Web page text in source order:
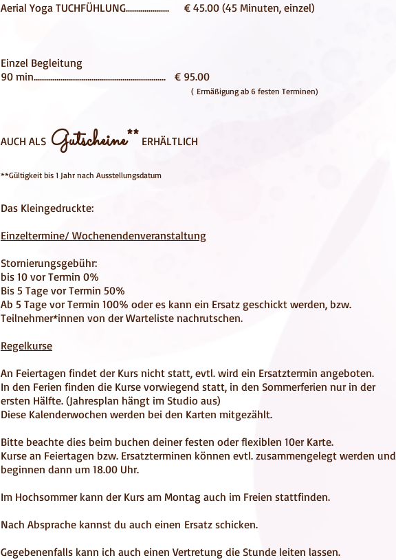
Aerial Yoga TUCHFÜHLUNG..................... € 45.00 (45 Minuten, einzel)
Einzel Begleitung
90 min............…………………............................... € 95.00
(Ermäßigung ab 6 festen Terminen)
AUCH ALSGutscheine** ERHÄLTLICH
**Gültigkeit bis 1 Jahr nach Ausstellungsdatum
Das Kleingedruckte:
Einzeltermine/ Wochenendenveranstaltung
Stornierungsgebühr:
bis 10 vor Termin 0%
Bis 5 Tage vor Termin 50%
Ab 5 Tage vor Termin 100% oder es kann ein Ersatz geschickt werden, bzw.
Teilnehmer*innen von der Warteliste nachrutschen.
Regelkurse
An Feiertagen findet der Kurs nicht statt, evtl. wird ein Ersatztermin angeboten.
In den Ferien finden die Kurse vorwiegend statt, in den Sommerferien nur in der
ersten Hälfte. (Jahresplan hängt im Studio aus)
Diese Kalenderwochen werden bei den Karten mitgezählt.
Bitte beachte dies beim buchen deiner festen oder flexiblen 10er Karte.
Kurse an Feiertagen bzw. Ersatzterminen können evtl. zusammengelegt werden und
beginnen dann um 18.00 Uhr.
Im Hochsommer kann der Kurs am Montag auch im Freien stattfinden.
Nach Absprache kannst du auch einen Ersatz schicken.
Gegebenenfalls kann ich auch einen Vertretung die Stunde leiten lassen.